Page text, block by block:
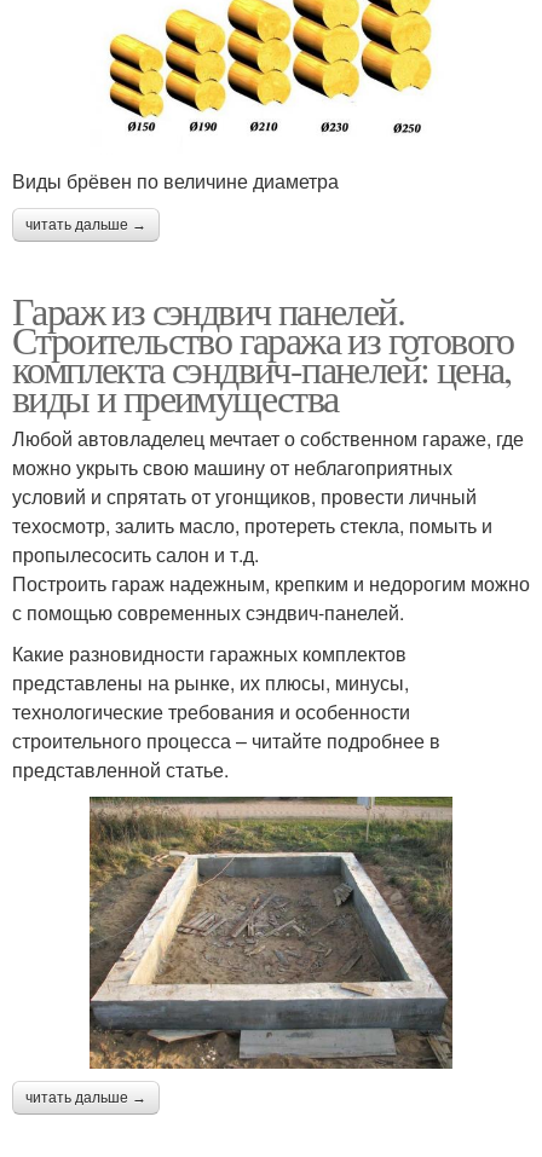
Виды брёвен по величине диаметра
читать дальше →
Гараж из сэндвич панелей.
Строительство гаража из готового
комплекта сэндвич-панелей: цена,
виды и преимущества
Любой автовладелец мечтает о собственном гараже, где
можно укрыть свою машину от неблагоприятных
условий и спрятать от угонщиков, провести личный
техосмотр, залить масло, протереть стекла, помыть и
пропылесосить салон и т.д.
Построить гараж надежным, крепким и недорогим можно
с помощью современных сэндвич-панелей.
Какие разновидности гаражных комплектов
представлены на рынке, их плюсы, минусы,
технологические требования и особенности
строительного процесса – читайте подробнее в
представленной статье.
читать дальше →